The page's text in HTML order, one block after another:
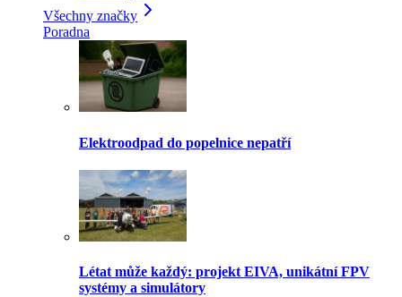
Všechny značky
Poradna
Elektroodpad do popelnice nepatří
Létat může každý: projekt EIVA, unikátní FPV
systémy a simulátory